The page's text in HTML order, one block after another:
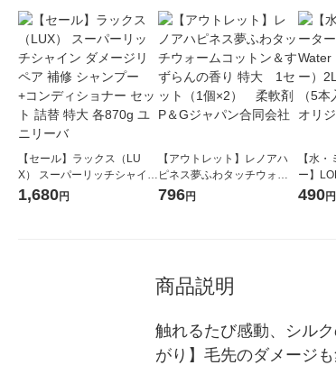
【セール】ラックス（LU
X） スーパーリッチシャイン
ダメージリペア 補修 シャン
プー+コンディショナー セッ
1,680円
【アウトレット】レノアハ
ピネス夢ふわタッチウォー
ムコットン＆すずらんの香
796円
【水
ー】
コウォ
490円
商品説明
触れるたび感動、シル
がり】毛先のダメージ